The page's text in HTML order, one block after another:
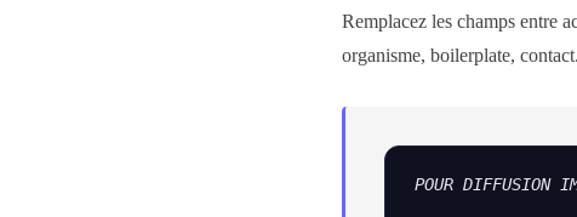
Remplacez les champs entre
organisme, boilerplate,
POUR DIFFUSION